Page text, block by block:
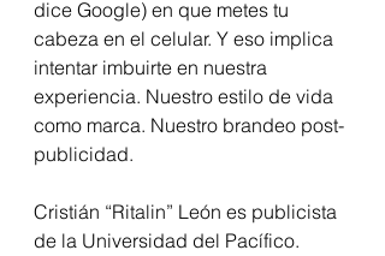
dice Google) en que metes tu
cabeza en el celular. Y eso implica
intentar imbuirte en nuestra
experiencia. Nuestro estilo de vida
como marca. Nuestro brandeo post-
publicidad.
Cristián “Ritalin” León es publicista
de la Universidad del Pacífico.